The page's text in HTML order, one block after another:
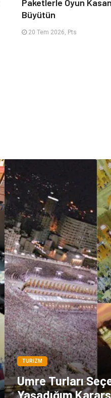
Paketlerle Oyun
Büyütün
20 Tem 2026, Pts
TURIZM
Umre Turları
Yaşadığım